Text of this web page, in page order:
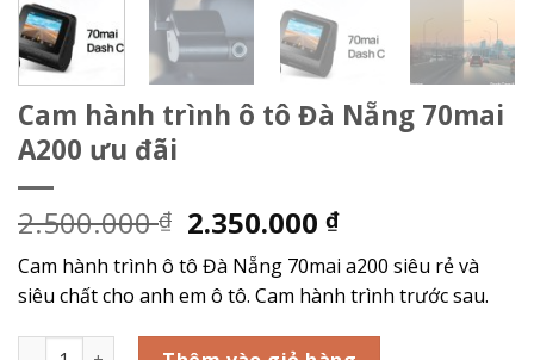
Cam hành trình ô tô Đà Nẵng 70mai
A200 ưu đãi
2.500.000₫ 2.350.000₫
Cam hành trình ô tô Đà Nẵng 70mai a200 siêu rẻ và
siêu chất cho anh em ô tô. Cam hành trình trước sau.
Cam hành trình ô tô Đà Nẵng 70mai A200 ưu đãi số lượng